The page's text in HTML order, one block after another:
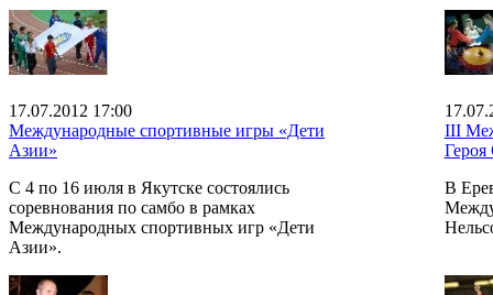
17.07.2012 17:00
Международные спортивные игры «Дети
Азии»
С 4 по 16 июля в Якутске состоялись
соревнования по самбо в рамках
Международных спортивных игр «Дети
Азии».
III
В